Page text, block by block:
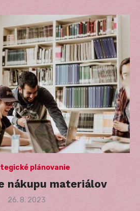
plánovanie
nákupu materiálov
Posted
26. 8. 2023